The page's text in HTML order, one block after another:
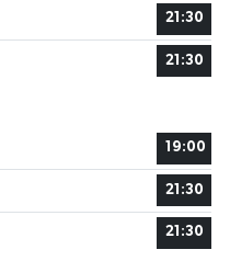
21:30
21:30
19:00
21:30
21:30